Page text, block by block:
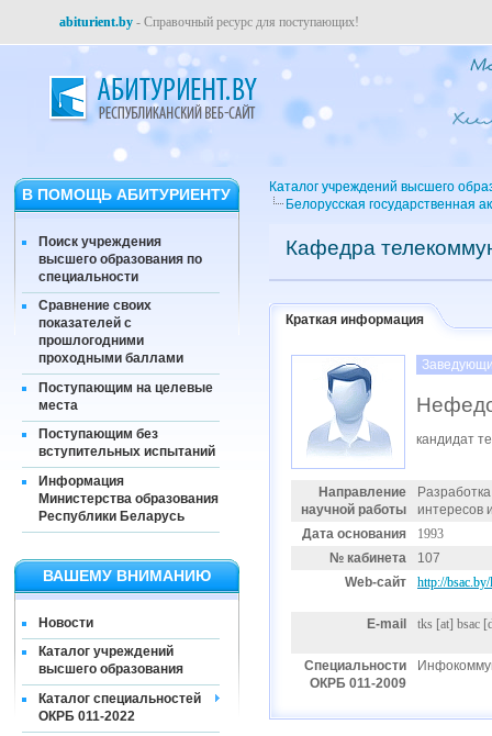
abiturient.by - Справочный ресурс для поступающих!
В ПОМОЩЬ АБИТУРИЕНТУ
Поиск учреждения
высшего образования по
специальности
Сравнение своих
показателей с
прошлогодними
проходными баллами
Поступающим на целевые
места
Поступающим без
вступительных испытаний
Информация
Министерства образования
Республики Беларусь
ВАШЕМУ ВНИМАНИЮ
Новости
Каталог учреждений
высшего образования
Каталог специальностей
ОКРБ 011-2022
Каталог учреждений высшего
Белорусская государственная
Кафедра
Краткая информация
кандидат
Направление
научной работы
интересов
Дата основания
1993
№ кабинета
107
Web-сайт
http://
E-mail tks [at] bsac
Специальности
ОКРБ 011-2009